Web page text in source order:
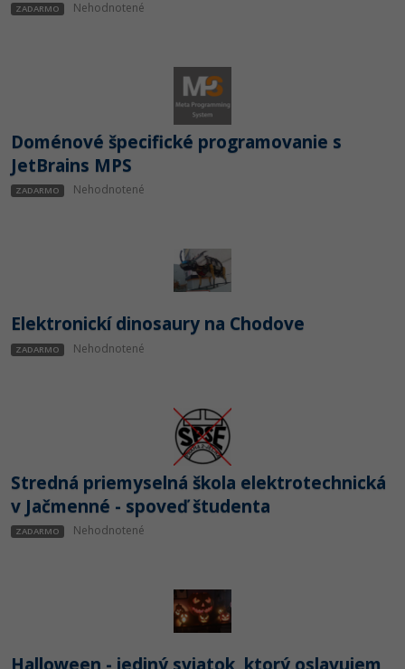
ZADARMO Nehodnotené
Doménové špecifické programovanie s
JetBrains MPS
ZADARMO Nehodnotené
Elektronickí dinosaury na Chodove
ZADARMO Nehodnotené
Stredná priemyselná škola elektrotechnická
v Jačmenné - spoveď študenta
ZADARMO Nehodnotené